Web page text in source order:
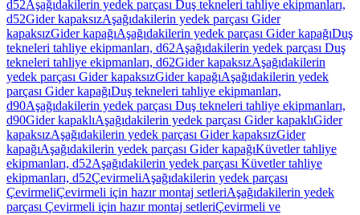
d52Aşağıdakilerin yedek parçası Duş tekneleri tahliye ekipmanları,
d52Gider kapaksızAşağıdakilerin yedek parçası Gider
kapaksızGider kapağıAşağıdakilerin yedek parçası Gider kapağıDuş
tekneleri tahliye ekipmanları, d62Aşağıdakilerin yedek parçası Duş
tekneleri tahliye ekipmanları, d62Gider kapaksızAşağıdakilerin
yedek parçası Gider kapaksızGider kapağıAşağıdakilerin yedek
parçası Gider kapağıDuş tekneleri tahliye ekipmanları,
d90Aşağıdakilerin yedek parçası Duş tekneleri tahliye ekipmanları,
d90Gider kapaklıAşağıdakilerin yedek parçası Gider kapaklıGider
kapaksızAşağıdakilerin yedek parçası Gider kapaksızGider
kapağıAşağıdakilerin yedek parçası Gider kapağıKüvetler tahliye
ekipmanları, d52Aşağıdakilerin yedek parçası Küvetler tahliye
ekipmanları, d52ÇevirmeliAşağıdakilerin yedek parçası
ÇevirmeliÇevirmeli için hazır montaj setleriAşağıdakilerin yedek
parçası Çevirmeli için hazır montaj setleriÇevirmeli ve